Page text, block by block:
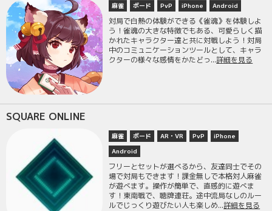
麻雀 ボード PvP iPhone Android
対局で白熱の体験ができる《雀魂》を体験しよ
う！雀魂の大きな特徴でもある、可愛らしく描
かれたキャラクター達と共に対戦しよう！対局
中のコミュニケーションツールとして、キャラ
クターの様々な感情をかたどっ...詳細を見る
SQUARE ONLINE
麻雀 ボード AR・VR PvP
iPhone
Android
フリーとセットが選べるから、友達同士でその
場で対局もできます！課金無しで本格対人麻雀
が遊べます。操作が簡単で、直感的に遊べま
す！東南戦で、聴牌連荘。途中流局なしのルー
ルでじっくり遊びたい人も楽しめ...詳細を見る